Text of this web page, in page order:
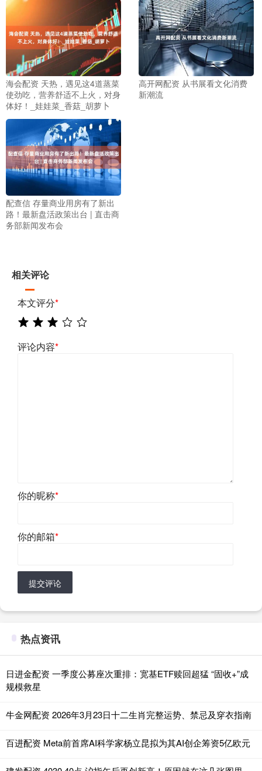
海会配资 天热，遇见这4道蒸菜
使劲吃，营养舒适不上火，对身
体好！_娃娃菜_香菇_胡萝卜
高开网配资 从书展看文化消费
新潮流
配查信 存量商业用房有了新出
路！最新盘活政策出台 | 直击商
务部新闻发布会
相关评论
本文评分*
评论内容*
你的昵称*
你的邮箱*
提交评论
热点资讯
日进金配资 一季度公募座次重排：宽基ETF赎回超猛 “固收+”成
规模救星
牛金网配资 2026年3月23日十二生肖完整运势、禁忌及穿衣指南
百进配资 Meta前首席AI科学家杨立昆拟为其AI创企筹资5亿欧元